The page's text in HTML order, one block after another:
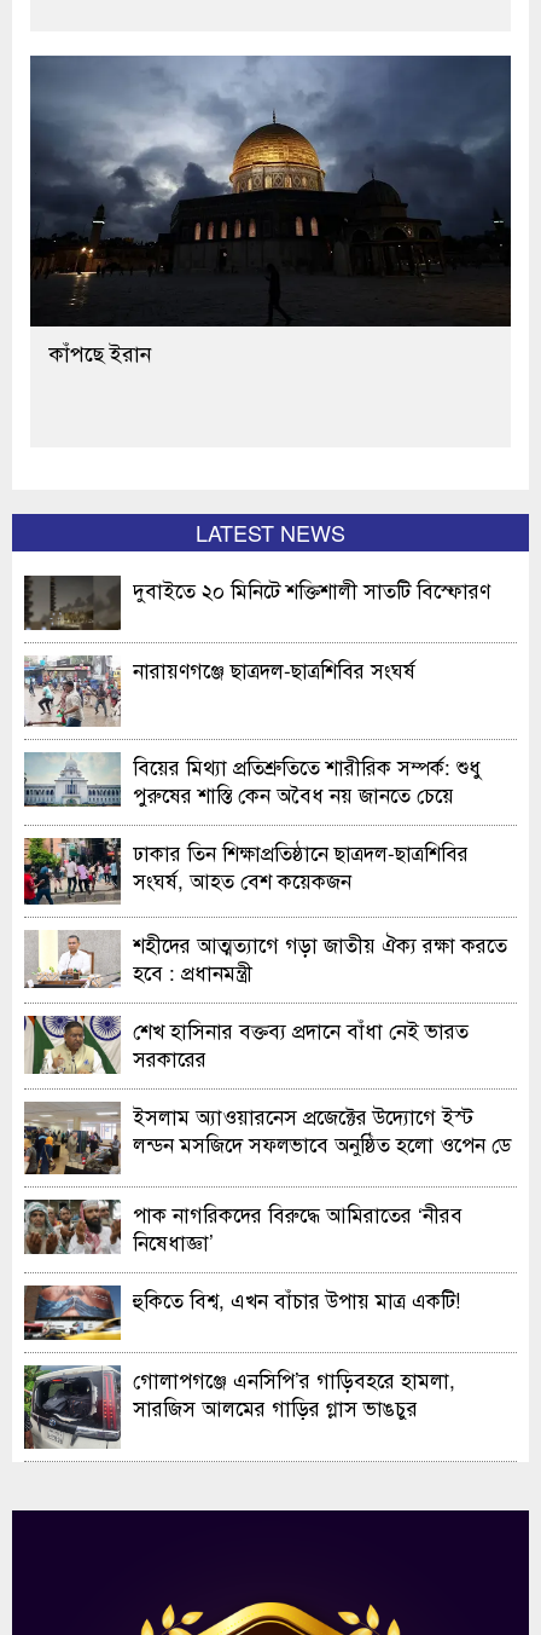
কাঁপছে ইরান
LATEST NEWS
দুবাইতে ২০ মিনিটে শক্তিশালী সাতটি বিস্ফোরণ
নারায়ণগঞ্জে ছাত্রদল-ছাত্রশিবির সংঘর্ষ
বিয়ের মিথ্যা প্রতিশ্রুতিতে শারীরিক সম্পর্ক: শুধু
পুরুষের শাস্তি কেন অবৈধ নয় জানতে চেয়ে
হাইকোর্টের রুল
ঢাকার তিন শিক্ষাপ্রতিষ্ঠানে ছাত্রদল-ছাত্রশিবির
সংঘর্ষ, আহত বেশ কয়েকজন
শহীদের আত্মত্যাগে গড়া জাতীয় ঐক্য রক্ষা করতে
হবে : প্রধানমন্ত্রী
শেখ হাসিনার বক্তব্য প্রদানে বাঁধা নেই ভারত
সরকারের
ইসলাম অ্যাওয়ারনেস প্রজেক্টের উদ্যোগে ইস্ট
লন্ডন মসজিদে সফলভাবে অনুষ্ঠিত হলো ওপেন ডে
পাক নাগরিকদের বিরুদ্ধে আমিরাতের ‘নীরব
নিষেধাজ্ঞা’
হুকিতে বিশ্ব, এখন বাঁচার উপায় মাত্র একটি!
গোলাপগঞ্জে এনসিপি’র গাড়িবহরে হামলা,
সারজিস আলমের গাড়ির গ্লাস ভাঙচুর